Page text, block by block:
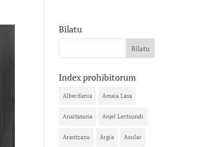
Bilatu
Index prohibitorum
Alberdania Amaia Lasa
Anaitasuna Anjel Lertxundi
Arantzazu Argia Axular